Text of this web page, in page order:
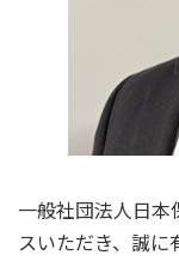
一般社団法人日本
スいただき、誠に